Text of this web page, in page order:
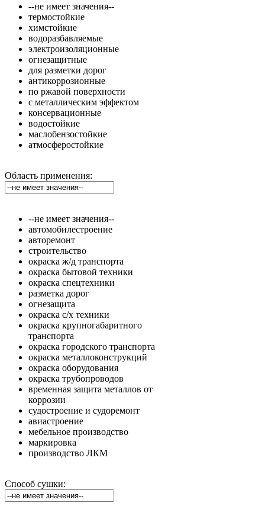
--не имеет значения--
термостойкие
химстойкие
водоразбавляемые
электроизоляционные
огнезащитные
для разметки дорог
антикоррозионные
по ржавой поверхности
с металлическим эффектом
консервационные
водостойкие
маслобензостойкие
атмосферостойкие
Область применения:
--не имеет значения--
автомобилестроение
авторемонт
строительство
окраска ж/д транспорта
окраска бытовой техники
окраска спецтехники
разметка дорог
огнезащита
окраска с/х техники
окраска крупногабаритного
транспорта
окраска городского транспорта
окраска металлоконструкций
окраска оборудования
окраска трубопроводов
временная защита металлов от
коррозии
судостроение и судоремонт
авиастроение
мебельное производство
маркировка
производство ЛКМ
Способ сушки: